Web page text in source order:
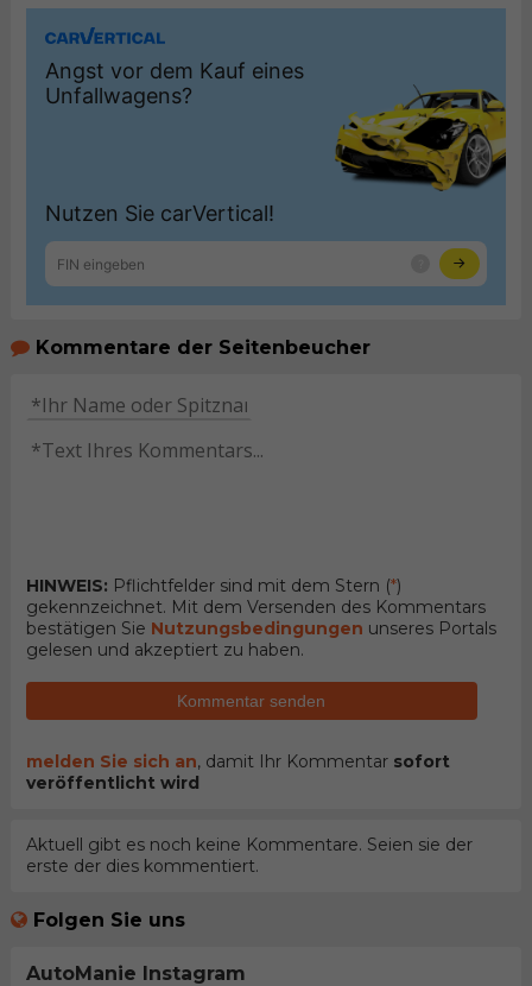
Kommentare der Seitenbeucher
HINWEIS: Pflichtfelder sind mit dem Stern (*)
gekennzeichnet. Mit dem Versenden des Kommentars
bestätigen Sie Nutzungsbedingungen unseres Portals
gelesen und akzeptiert zu haben.
Kommentar senden
melden Sie sich an, damit Ihr Kommentar sofort
veröffentlicht wird
Aktuell gibt es noch keine Kommentare. Seien sie der
erste der dies kommentiert.
Folgen Sie uns
AutoManie Instagram